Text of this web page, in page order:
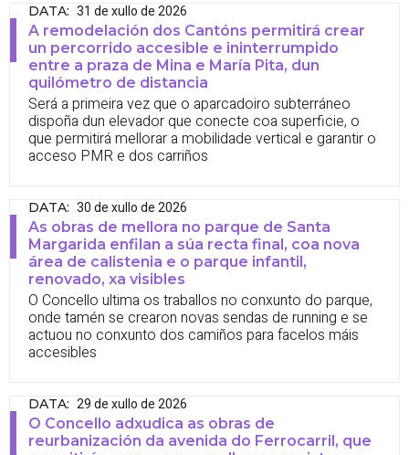
DATA: 31 de xullo de 2026
A remodelación dos Cantóns permitirá crear
un percorrido accesible e ininterrumpido
entre a praza de Mina e María Pita, dun
quilómetro de distancia
Será a primeira vez que o aparcadoiro subterráneo
dispoña dun elevador que conecte coa superficie, o
que permitirá mellorar a mobilidade vertical e garantir o
acceso PMR e dos carriños
DATA: 30 de xullo de 2026
As obras de mellora no parque de Santa
Margarida enfilan a súa recta final, coa nova
área de calistenia e o parque infantil,
renovado, xa visibles
O Concello ultima os traballos no conxunto do parque,
onde tamén se crearon novas sendas de running e se
actuou no conxunto dos camiños para facelos máis
accesibles
DATA: 29 de xullo de 2026
O Concello adxudica as obras de
reurbanización da avenida do Ferrocarril, que